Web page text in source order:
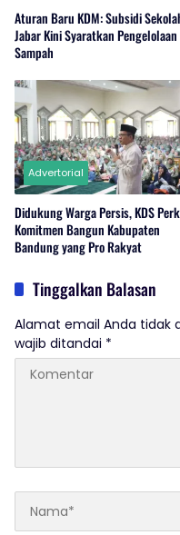
Aturan Baru KDM: Subsidi
Jabar Kini Syaratkan Pengelolaan
Sampah
Advertorial
Didukung Warga Persis, KDS
Komitmen Bangun Kabupaten
Bandung yang Pro Rakyat
Tinggalkan Balasan
Alamat email Anda tidak
wajib ditandai *